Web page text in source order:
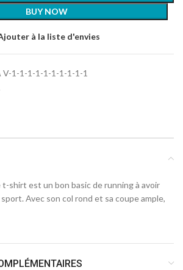
BUY NOW
à la liste d'envies
V-1-1-1-1-1-1-1-1-1-1
shirt est un bon basic de running à avoir
Avec son col rond et sa coupe ample,